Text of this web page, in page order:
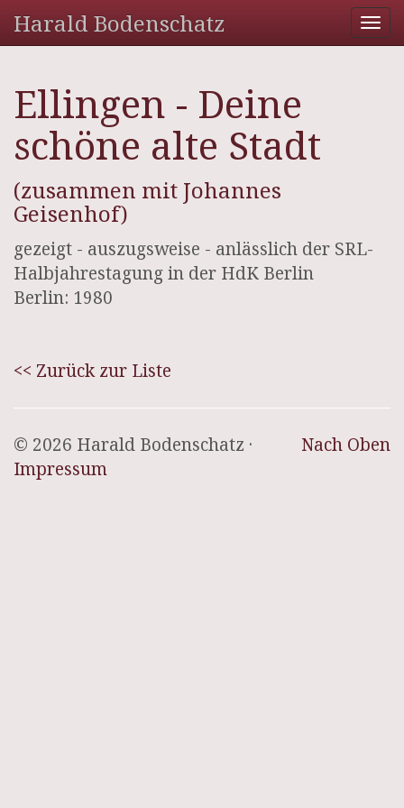
Harald Bodenschatz
Ellingen - Deine
schöne alte Stadt
(zusammen mit Johannes
Geisenhof)
gezeigt - auszugsweise - anlässlich der SRL-
Halbjahrestagung in der HdK Berlin
Berlin: 1980
<< Zurück zur Liste
Nach Oben
© 2026 Harald Bodenschatz ·
Impressum